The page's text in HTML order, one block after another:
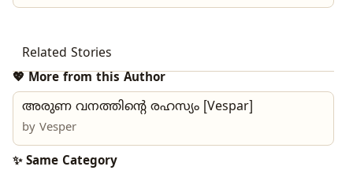
Related Stories
💖 More from this Author
അരുണ വനത്തിൻ്റെ രഹസ്യം [Vespar]
by Vesper
✨ Same Category